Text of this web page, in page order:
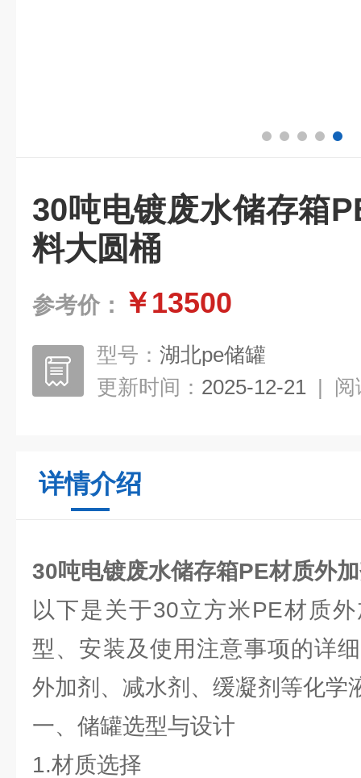
30吨电镀废水储存箱
料大圆桶
参考价： ￥13500
型号： 湖北pe储罐
更新时间： 2025-12-21 | 阅
详情介绍
30吨电镀废水储存箱PE材质外
以下是关于30立方米PE材质
型、安装及使用注意事项的详
外加剂、减水剂、缓凝剂等化学
一、储罐选型与设计
1.材质选择